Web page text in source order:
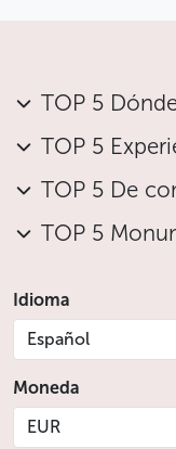
TOP 5
TOP 5
TOP 5 De
TOP 5
Idioma
Español
Moneda
EUR